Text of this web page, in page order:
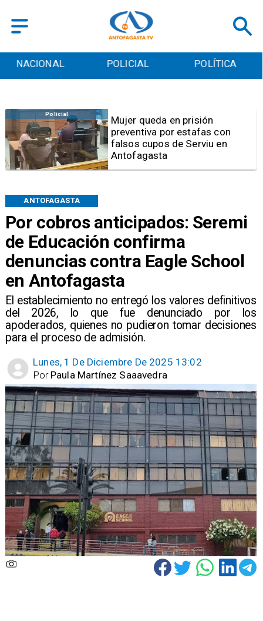
POLICIAL POLÍTICA CULTURA
Por cobros anticipados: Seremi
de Educación confirma
denuncias contra Eagle School
en Antofagasta
El establecimiento no entregó los valores definitivos
del 2026, lo que fue denunciado por los
apoderados, quienes no pudieron tomar decisiones
para el proceso de admisión.
ANTOFAGASTA
Lunes, 1 De Diciembre De 2025 13:02
Paula Martínez Saaavedra
Por
Videos
Video | Choferes del
TransAntofagasta piden
sistema mixto de pago